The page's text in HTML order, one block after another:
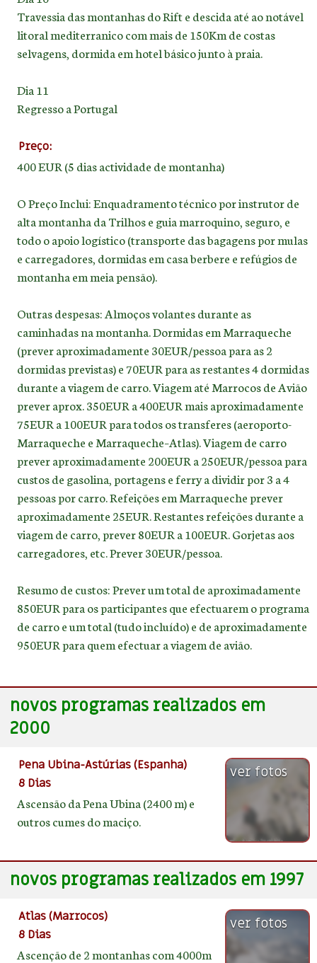
Travessia das montanhas do Rift e descida até ao notável
litoral mediterranico com mais de 150Km de costas
selvagens, dormida em hotel básico junto à praia.
Dia 11
Regresso a Portugal
Preço:
400 EUR (5 dias actividade de montanha)
O Preço Inclui: Enquadramento técnico por instrutor de
alta montanha da Trilhos e guia marroquino, seguro, e
todo o apoio logístico (transporte das bagagens por mulas
e carregadores, dormidas em casa berbere e refúgios de
montanha em meia pensão).
Outras despesas: Almoços volantes durante as
caminhadas na montanha. Dormidas em Marraqueche
(prever aproximadamente 30EUR/pessoa para as 2
dormidas previstas) e 70EUR para as restantes 4 dormidas
durante a viagem de carro. Viagem até Marrocos de Avião
prever aprox. 350EUR a 400EUR mais aproximadamente
75EUR a 100EUR para todos os transferes (aeroporto-
Marraqueche e Marraqueche–Atlas). Viagem de carro
prever aproximadamente 200EUR a 250EUR/pessoa para
custos de gasolina, portagens e ferry a dividir por 3 a 4
pessoas por carro. Refeições em Marraqueche prever
aproximadamente 25EUR. Restantes refeições durante a
viagem de carro, prever 80EUR a 100EUR. Gorjetas aos
carregadores, etc. Prever 30EUR/pessoa.
Resumo de custos: Prever um total de aproximadamente
850EUR para os participantes que efectuarem o programa
de carro e um total (tudo incluído) e de aproximadamente
950EUR para quem efectuar a viagem de avião.
novos programas realizados em
2000
ver fotos
Pena Ubina-Astúrias (Espanha)
8 Dias
Ascensão da Pena Ubina (2400 m) e
outros cumes do maciço.
novos programas realizados em 1997
ver fotos
Atlas (Marrocos)
8 Dias
Ascenção de 2 montanhas com 4000m